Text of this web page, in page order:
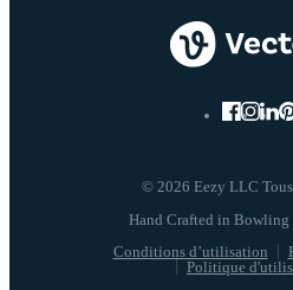
© 2026 Eezy LLC
Conditions d’utilisation
Politique